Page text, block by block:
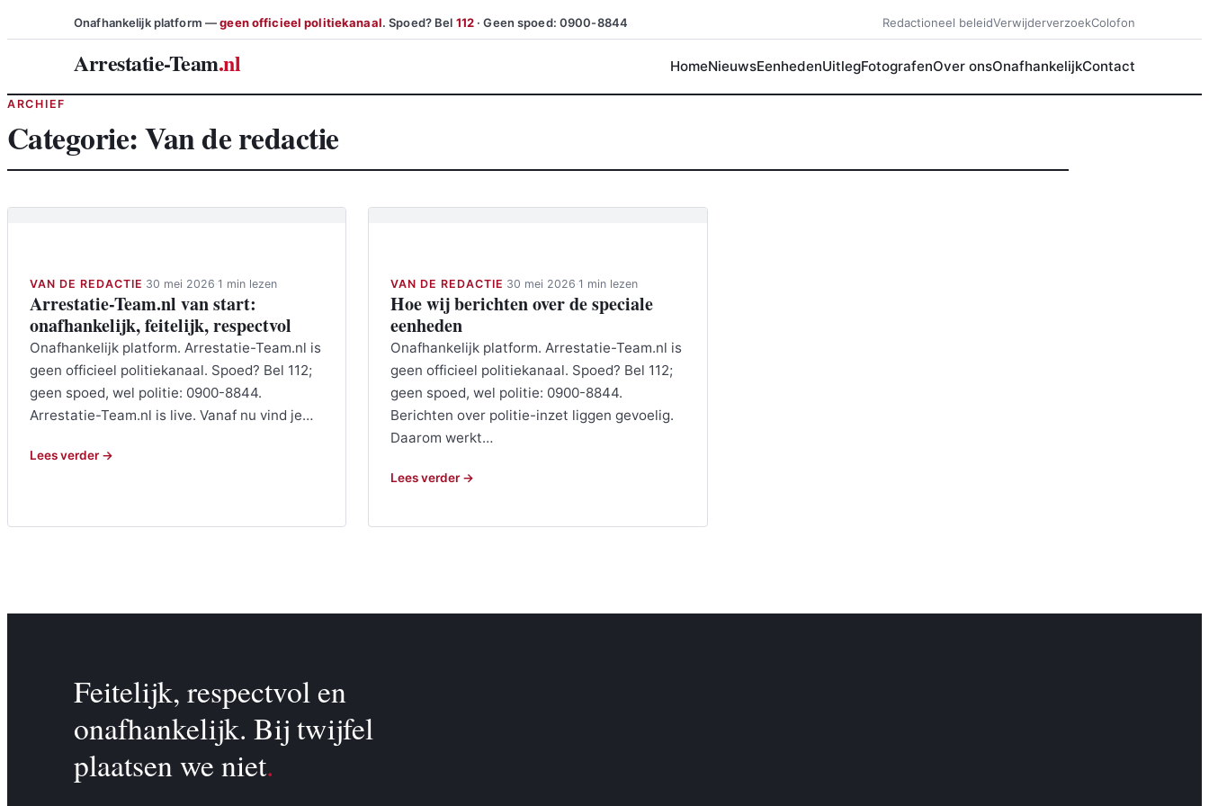
naar
inhoud
Onafhankelijk platform —geen officieel politiekanaal. Spoed? Bel 112· Geen spoed: 0900-8844 Redactioneel beleidVerwijderverzoekColofon
Arrestatie-Team.nl HomeNieuwsEenhedenUitlegFotografenOver onsOnafhankelijkContact
ARCHIEF
Categorie:Van de redactie
VAN DE REDACTIE ·30 mei 2026·1 min lezen
Arrestatie-Team.nl van start:
onafhankelijk, feitelijk, respectvol
Onafhankelijk platform. Arrestatie-Team.nl is
geen officieel politiekanaal. Spoed? Bel 112;
geen spoed, wel politie: 0900-8844.
Arrestatie-Team.nl is live. Vanaf nu vind je…
Lees verder →
VAN DE REDACTIE ·30 mei 2026·1 min lezen
Hoe wij berichten over de speciale
eenheden
Onafhankelijk platform. Arrestatie-Team.nl is
geen officieel politiekanaal. Spoed? Bel 112;
geen spoed, wel politie: 0900-8844.
Berichten over politie-inzet liggen gevoelig.
Daarom werkt…
Lees verder →
Feitelijk, respectvol en
onafhankelijk. Bij twijfel
plaatsen we niet.